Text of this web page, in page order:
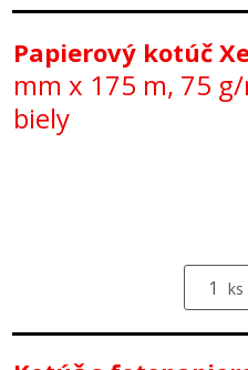
Papierový kotúč
mm x 175 m, 75 g/
biely
ks